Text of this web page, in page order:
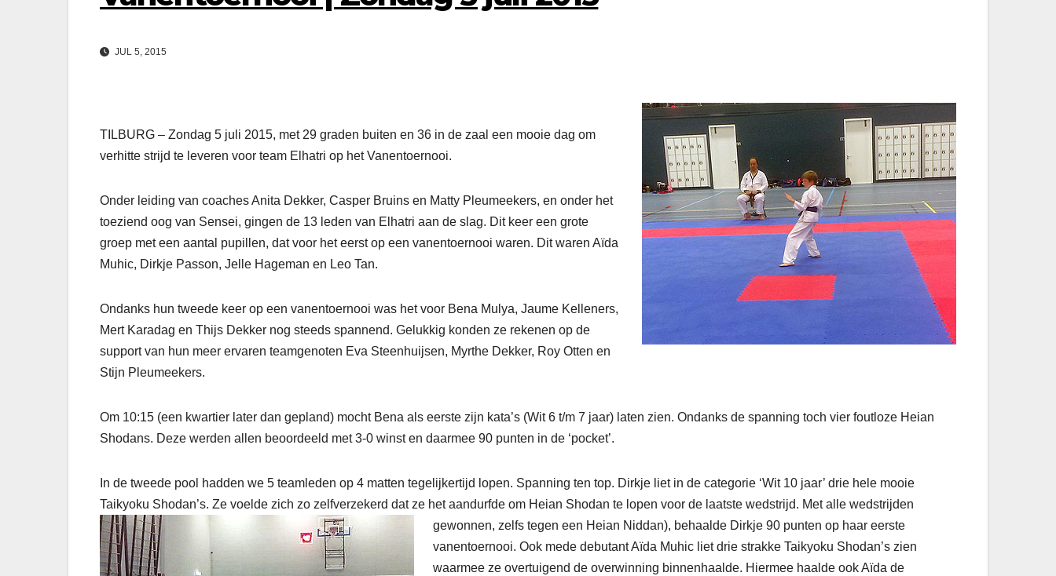
JUL 5, 2015
TILBURG – Zondag 5 juli 2015, met 29 graden buiten en 36 in de zaal een mooie dag om
verhitte strijd te leveren voor team Elhatri op het Vanentoernooi.
Onder leiding van coaches Anita Dekker, Casper Bruins en Matty Pleumeekers, en onder het
toeziend oog van Sensei, gingen de 13 leden van Elhatri aan de slag. Dit keer een grote
groep met een aantal pupillen, dat voor het eerst op een vanentoernooi waren. Dit waren Aïda
Muhic, Dirkje Passon, Jelle Hageman en Leo Tan.
Ondanks hun tweede keer op een vanentoernooi was het voor Bena Mulya, Jaume Kelleners,
Mert Karadag en Thijs Dekker nog steeds spannend. Gelukkig konden ze rekenen op de
support van hun meer ervaren teamgenoten Eva Steenhuijsen, Myrthe Dekker, Roy Otten en
Stijn Pleumeekers.
Om 10:15 (een kwartier later dan gepland) mocht Bena als eerste zijn kata’s (Wit 6 t/m 7 jaar) laten zien. Ondanks de spanning toch vier foutloze Heian
Shodans. Deze werden allen beoordeeld met 3-0 winst en daarmee 90 punten in de ‘pocket’.
In de tweede pool hadden we 5 teamleden op 4 matten tegelijkertijd lopen. Spanning ten top. Dirkje liet in de categorie ‘Wit 10 jaar’ drie hele mooie
Taikyoku Shodan’s. Ze voelde zich zo zelfverzekerd dat ze het aandurfde om Heian Shodan te lopen voor de laatste wedstrijd. Met alle wedstrijden
gewonnen, zelfs tegen een Heian Niddan), behaalde Dirkje 90 punten op haar eerste
vanentoernooi. Ook mede debutant Aïda Muhic liet drie strakke Taikyoku Shodan’s zien
waarmee ze overtuigend de overwinning binnenhaalde. Hiermee haalde ook Aïda de